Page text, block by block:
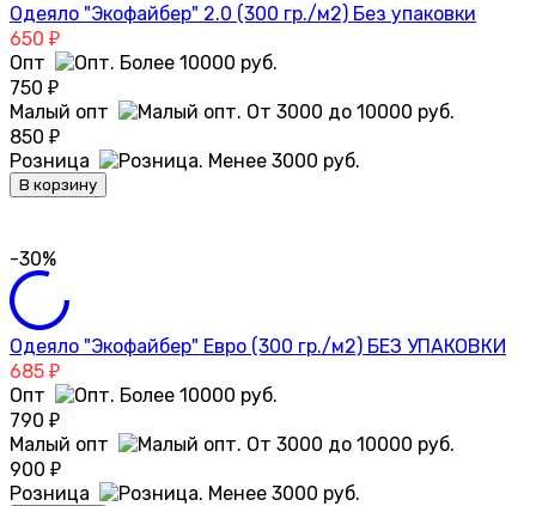
Одеяло "Экофайбер" 2.0 (300 гр./м2) Без упаковки
650 ₽
Опт
750 ₽
Малый опт
850 ₽
Розница
В корзину
-30%
Одеяло "Экофайбер" Евро (300 гр./м2) БЕЗ УПАКОВКИ
685 ₽
Опт
790 ₽
Малый опт
900 ₽
Розница